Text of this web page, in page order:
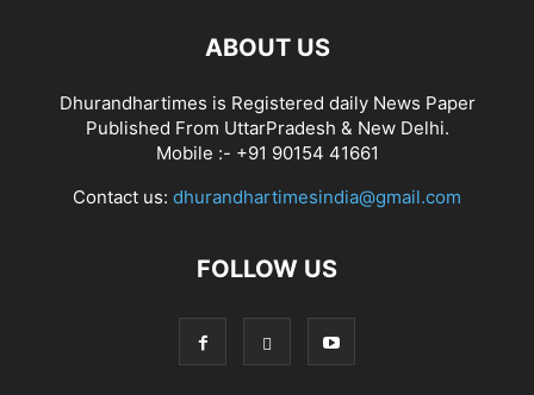
ABOUT US
Dhurandhartimes is Registered daily News Paper
Published From UttarPradesh & New Delhi.
Mobile :- +91 90154 41661
Contact us: dhurandhartimesindia@gmail.com
FOLLOW US